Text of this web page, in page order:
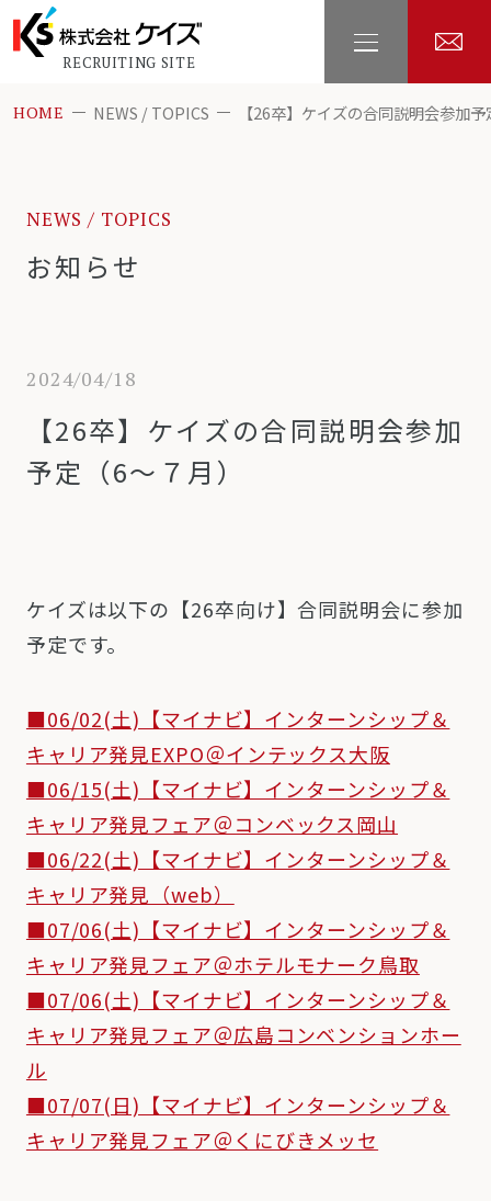
RECRUITING SITE
HOME NEWS / TOPICS 【26卒】ケイズの合同説明会参加
NEWS / TOPICS
お知らせ
2024/04/18
【26卒】ケイズの合同説明会参加
予定（6～７月）
ケイズは以下の【26卒向け】合同説明会に参加
予定です。
■06/02(土)【マイナビ】インターンシップ＆
キャリア発見EXPO＠インテックス大阪
■06/15(土)【マイナビ】インターンシップ＆
キャリア発見フェア＠コンベックス岡山
■06/22(土)【マイナビ】インターンシップ＆
キャリア発見（web）
■07/06(土)【マイナビ】インターンシップ＆
キャリア発見フェア＠ホテルモナーク鳥取
■07/06(土)【マイナビ】インターンシップ＆
キャリア発見フェア＠広島コンベンションホー
ル
■07/07(日)【マイナビ】インターンシップ＆
キャリア発見フェア＠くにびきメッセ